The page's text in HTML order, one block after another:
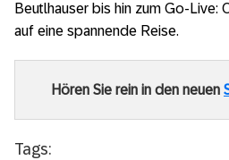
Beutlhauser bis hin zum Go-Live:
auf eine spannende Reise.
Hören Sie rein in den neuen
Tags: